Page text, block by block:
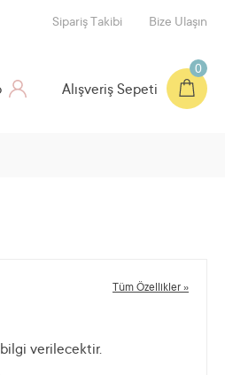
Sipariş Takibi Bize Ulaşın
Alışveriş Sepeti
0
Tüm Özellikler »
verilecektir.